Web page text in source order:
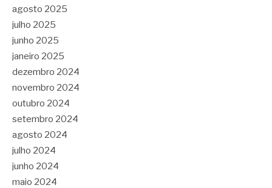
agosto 2025
julho 2025
junho 2025
janeiro 2025
dezembro 2024
novembro 2024
outubro 2024
setembro 2024
agosto 2024
julho 2024
junho 2024
maio 2024